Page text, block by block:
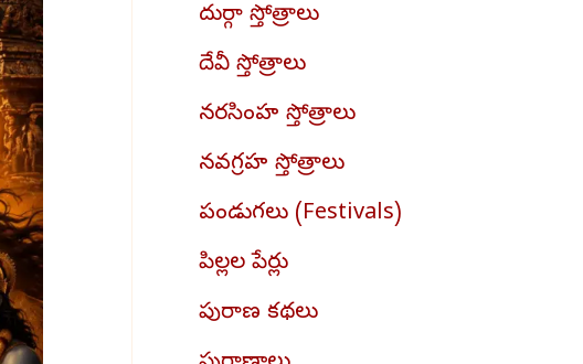
దుర్గా స్తోత్రాలు
దేవీ స్తోత్రాలు
నరసింహ స్తోత్రాలు
నవగ్రహ స్తోత్రాలు
పండుగలు (Festivals)
పిల్లల పేర్లు
పురాణ కథలు